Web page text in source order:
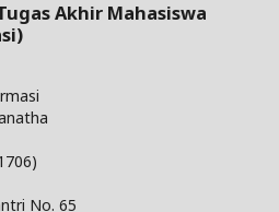
Akhir Mahasiswa
No. 65